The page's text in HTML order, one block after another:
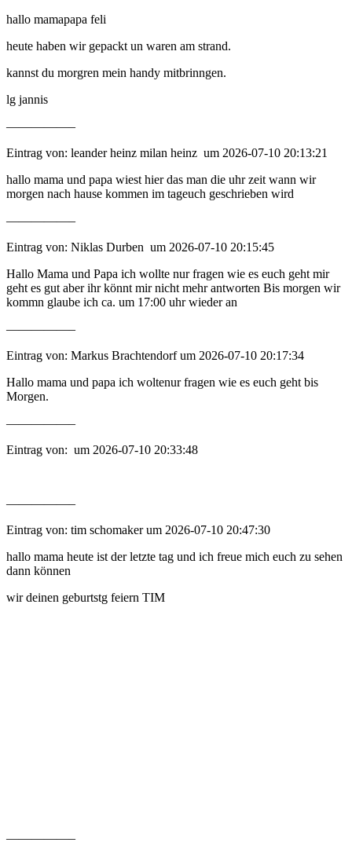
hallo mamapapa feli
heute haben wir gepackt un waren am strand.
kannst du morgren mein handy mitbrinngen.
lg jannis
—————–
Eintrag von: leander heinz milan heinz um 2026-07-10 20:13:21
hallo mama und papa wiest hier das man die uhr zeit wann wir
morgen nach hause kommen im tageuch geschrieben wird
—————–
Eintrag von: Niklas Durben um 2026-07-10 20:15:45
Hallo Mama und Papa ich wollte nur fragen wie es euch geht mir
geht es gut aber ihr könnt mir nicht mehr antworten Bis morgen wir
kommn glaube ich ca. um 17:00 uhr wieder an
—————–
Eintrag von: Markus Brachtendorf um 2026-07-10 20:17:34
Hallo mama und papa ich woltenur fragen wie es euch geht bis
Morgen.
—————–
Eintrag von: um 2026-07-10 20:33:48
—————–
Eintrag von: tim schomaker um 2026-07-10 20:47:30
hallo mama heute ist der letzte tag und ich freue mich euch zu sehen
dann können
wir deinen geburtstg feiern TIM
—————–